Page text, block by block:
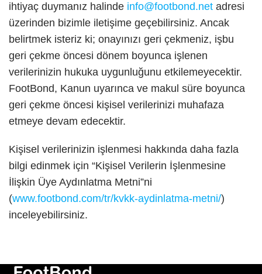
ihtiyaç duymanız halinde info@footbond.net adresi
üzerinden bizimle iletişime geçebilirsiniz. Ancak
belirtmek isteriz ki; onayınızı geri çekmeniz, işbu
geri çekme öncesi dönem boyunca işlenen
verilerinizin hukuka uygunluğunu etkilemeyecektir.
FootBond, Kanun uyarınca ve makul süre boyunca
geri çekme öncesi kişisel verilerinizi muhafaza
etmeye devam edecektir.
Kişisel verilerinizin işlenmesi hakkında daha fazla
bilgi edinmek için “Kişisel Verilerin İşlenmesine
İlişkin Üye Aydınlatma Metni”ni
(www.footbond.com/tr/kvkk-aydinlatma-metni/)
inceleyebilirsiniz.